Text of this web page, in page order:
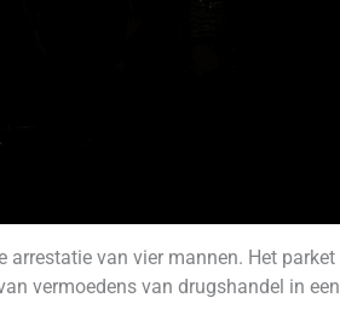
van vier mannen. Het parket
vermoedens van drugshandel in een